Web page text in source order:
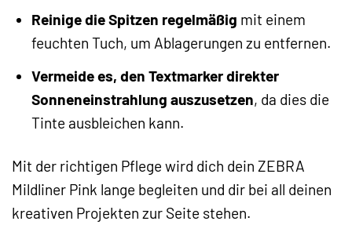
Reinige die Spitzen regelmäßig mit einem
feuchten Tuch, um Ablagerungen zu entfernen.
Vermeide es, den Textmarker direkter
Sonneneinstrahlung auszusetzen, da dies die
Tinte ausbleichen kann.
Mit der richtigen Pflege wird dich dein ZEBRA
Mildliner Pink lange begleiten und dir bei all deinen
kreativen Projekten zur Seite stehen.